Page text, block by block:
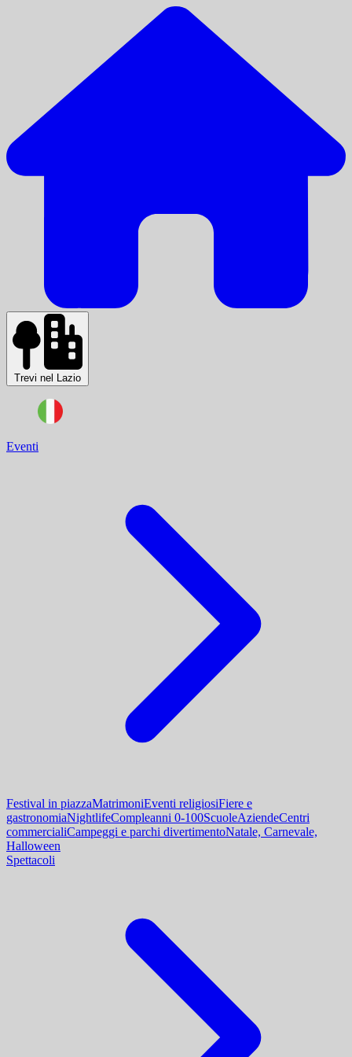
Trevi nel Lazio
Eventi
Festival in piazzaMatrimoniEventi religiosiFiere e
gastronomiaNightlifeCompleanni 0-100ScuoleAziendeCentri
commercialiCampeggi e parchi divertimentoNatale, Carnevale,
Halloween
Spettacoli